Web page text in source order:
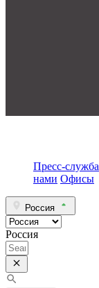
Пресс-служба
нами Офисы
Россия
Россия